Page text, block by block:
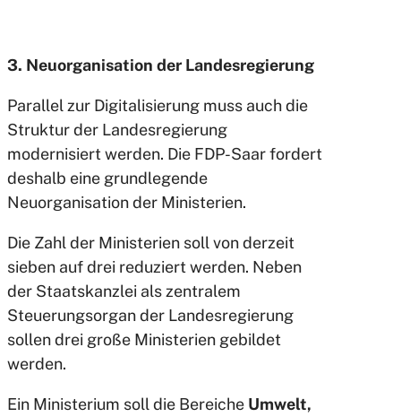
3. Neuorganisation der Landesregierung
Parallel zur Digitalisierung muss auch die
Struktur der Landesregierung
modernisiert werden. Die FDP-Saar fordert
deshalb eine grundlegende
Neuorganisation der Ministerien.
Die Zahl der Ministerien soll von derzeit
sieben auf drei reduziert werden. Neben
der Staatskanzlei als zentralem
Steuerungsorgan der Landesregierung
sollen drei große Ministerien gebildet
werden.
Ein Ministerium soll die Bereiche Umwelt,